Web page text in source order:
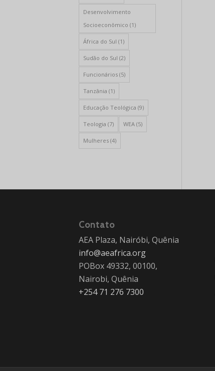
Desenvolvimento
Socioeconômico (1)
África do Sul (1)
Sudão do Sul (2)
Funcionários (5)
Tanzânia (1)
Educação Teológica (9)
Teologia (7) WEA (5)
Mulheres (4)
Contato
AEA Plaza, Nairóbi, Quênia
info@aeafrica.org
POBox 49332, 00100,
Nairobi, Quênia
+254 71 276 7300